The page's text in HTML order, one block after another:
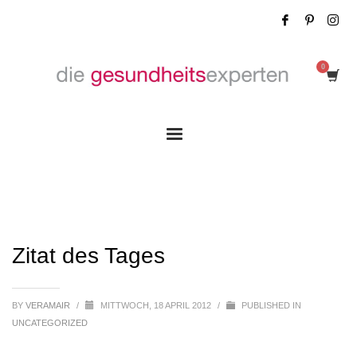
Zitat des Tages
BY VERAMAIR / MITTWOCH, 18 APRIL 2012 /
PUBLISHED IN
UNCATEGORIZED